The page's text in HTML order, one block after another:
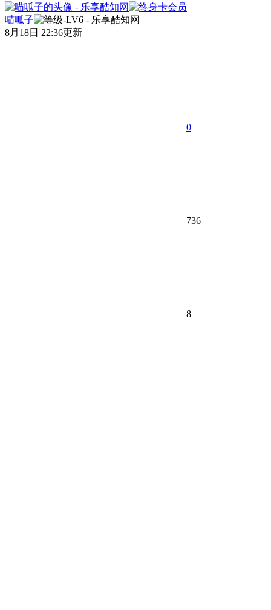
喵呱子
8月18日 22:36更新
0
736
8